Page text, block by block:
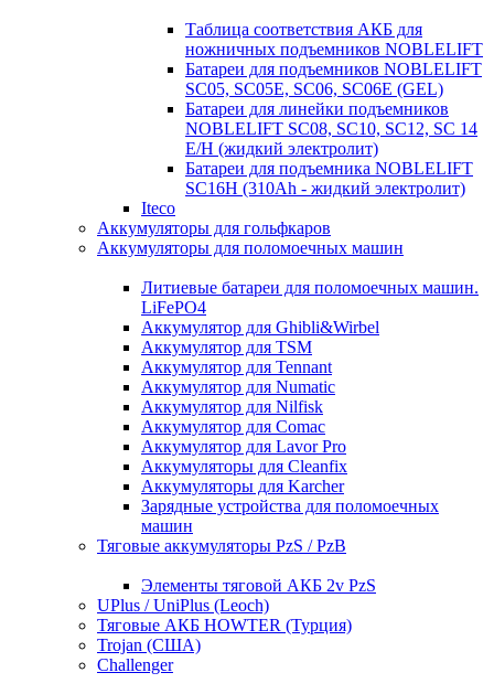
Таблица соответствия АКБ для
ножничных подъемников NOBLELIFT
Батареи для подъемников NOBLELIFT
SC05, SC05E, SC06, SC06E (GEL)
Батареи для линейки подъемников
NOBLELIFT SC08, SC10, SC12, SC 14
E/H (жидкий электролит)
Батареи для подъемника NOBLELIFT
SC16H (310Ah - жидкий электролит)
Iteco
Аккумуляторы для гольфкаров
Аккумуляторы для поломоечных машин
Литиевые батареи для поломоечных машин.
LiFePO4
Аккумулятор для Ghibli&Wirbel
Аккумулятор для TSM
Аккумулятор для Tennant
Аккумулятор для Numatic
Аккумулятор для Nilfisk
Аккумулятор для Comac
Аккумулятор для Lavor Pro
Аккумуляторы для Cleanfix
Аккумуляторы для Karcher
Зарядные устройства для поломоечных
машин
Тяговые аккумуляторы PzS / PzB
Элементы тяговой АКБ 2v PzS
UPlus / UniPlus (Leoch)
Тяговые АКБ HOWTER (Турция)
Trojan (США)
Challenger